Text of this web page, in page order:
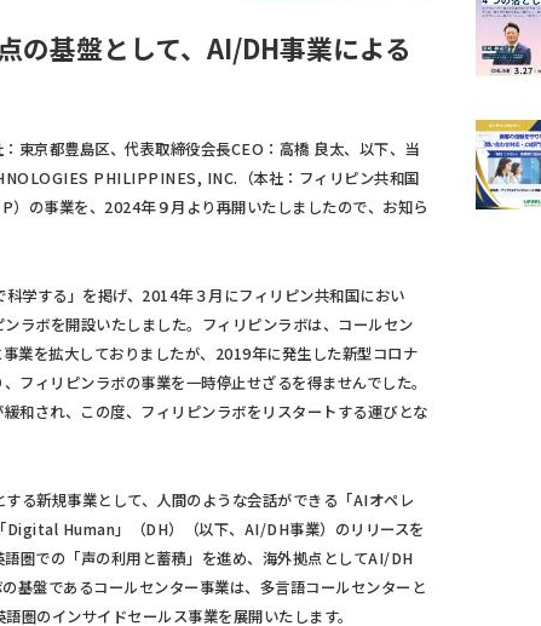
の基盤として、AI/DH事業による
東京都豊島区、代表取締役会長CEO：高橋 良太、以下、当
PHILIPPINES, INC.（本社：フィリピン共和国
の事業を、2024年９月より再開いたしましたので、お知ら
学する」を掲げ、2014年３月にフィリピン共和国におい
ラボを開設いたしました。フィリピンラボは、コールセン
業を拡大しておりましたが、2019年に発生した新型コロナ
フィリピンラボの事業を一時停止せざるを得ませんでした。
和され、この度、フィリピンラボをリスタートする運びとな
る新規事業として、人間のような会話ができる「AIオペレ
Digital Human」（DH）（以下、AI/DH事業）のリリースを
圏での「声の利用と蓄積」を進め、海外拠点としてAI/DH
基盤であるコールセンター事業は、多言語コールセンターと
圏のインサイドセールス事業を展開いたします。